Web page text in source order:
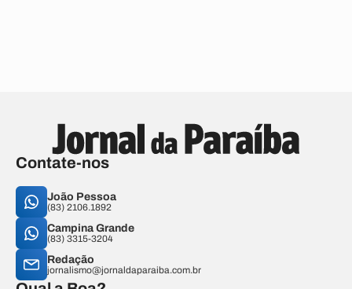
Contate-nos
João Pessoa
(83) 2106.1892
Campina Grande
(83) 3315-3204
Redação
jornalismo@jornaldaparaiba.com.br